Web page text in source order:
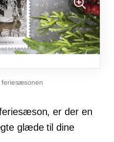
feriesæsonen
er der en
glæde til dine